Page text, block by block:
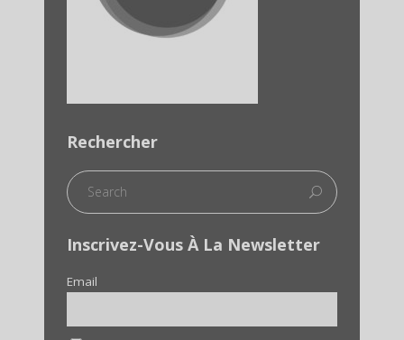
Rechercher
Inscrivez-Vous À La Newsletter
Email